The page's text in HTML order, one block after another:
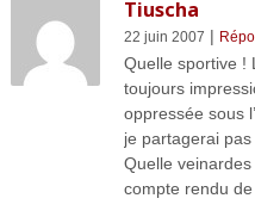
Tiuscha
22 juin 2007 |
Quelle sportive !
toujours
oppressée sous
je partagerai pas
Quelle
compte rendu de